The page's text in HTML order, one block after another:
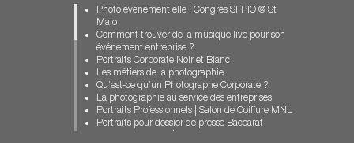
Photographe industriel
Photographe Portraits Dossiers Presse
Photographe pour Entreprise
Photographe pour entreprises
photographe professionnel paris
Photographie Corporate
photographie événementielle
Photographie événementielle à Paris
portrait corporate
portrait de chercheur
Portrait institutionnel
Photo événementielle : Congrès SFPIO @ St
Malo
Comment trouver de la musique live pour son
événement entreprise ?
Portraits Corporate Noir et Blanc
Les métiers de la photographie
Qu’est-ce qu’un Photographe Corporate ?
La photographie au service des entreprises
Portraits Professionnels | Salon de Coiffure MNL
Portraits pour dossier de presse Baccarat